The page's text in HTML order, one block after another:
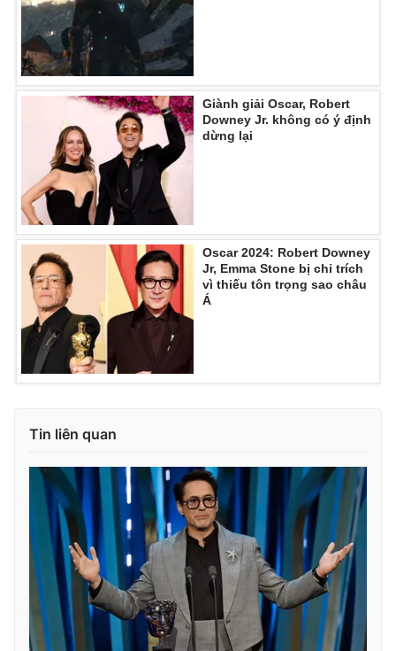
Giành giải Oscar, Robert
Downey Jr. không có ý định
dừng lại
Oscar 2024: Robert Downey
Jr, Emma Stone bị chỉ trích
vì thiếu tôn trọng sao châu
Á
Tin liên quan